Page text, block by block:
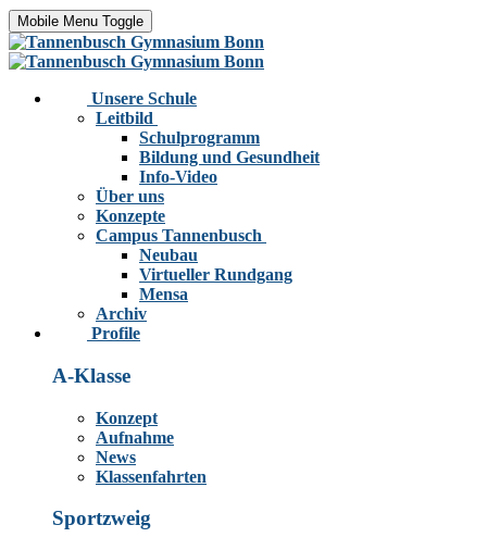
Mobile Menu Toggle
Unsere Schule
Leitbild
Schulprogramm
Bildung und Gesundheit
Info-Video
Über uns
Konzepte
Campus Tannenbusch
Neubau
Virtueller Rundgang
Mensa
Archiv
Profile
A-Klasse
Konzept
Aufnahme
News
Klassenfahrten
Sportzweig